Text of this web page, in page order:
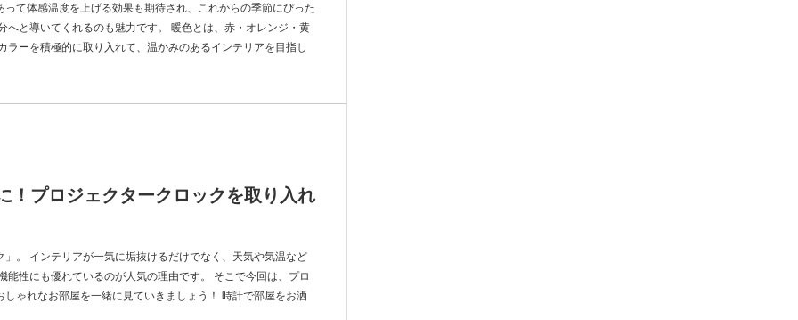
て体感温度を上げる効果も期待され、これからの季節にぴった
へと導いてくれるのも魅力です。 暖色とは、赤・オレンジ・黄
ラーを積極的に取り入れて、温かみのあるインテリアを目指し
！プロジェクタークロックを取り入れ
。 インテリアが一気に垢抜けるだけでなく、天気や気温など
能性にも優れているのが人気の理由です。 そこで今回は、プロ
ゃれなお部屋を一緒に見ていきましょう！ 時計で部屋をお洒